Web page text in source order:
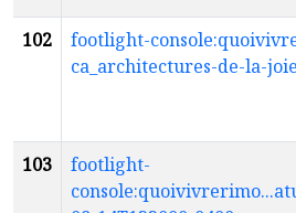
102
footlight-
ca_architectures-de-la-joie
103
footlight-